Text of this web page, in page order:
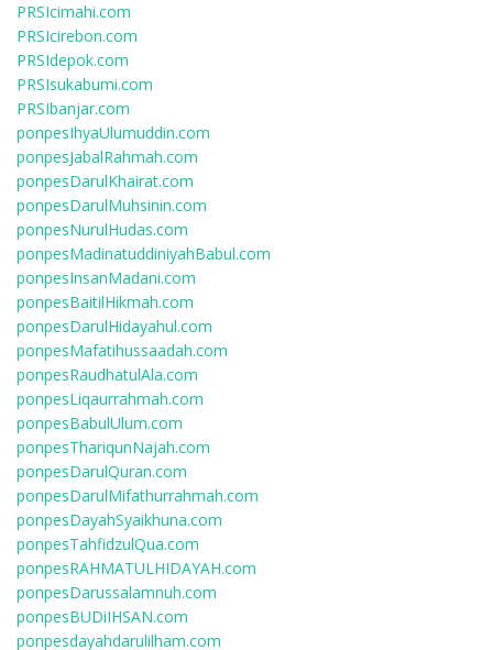
PRSIcimahi.com
PRSIcirebon.com
PRSIdepok.com
PRSIsukabumi.com
PRSIbanjar.com
ponpesIhyaUlumuddin.com
ponpesJabalRahmah.com
ponpesDarulKhairat.com
ponpesDarulMuhsinin.com
ponpesNurulHudas.com
ponpesMadinatuddiniyahBabul.com
ponpesInsanMadani.com
ponpesBaitilHikmah.com
ponpesDarulHidayahul.com
ponpesMafatihussaadah.com
ponpesRaudhatulAla.com
ponpesLiqaurrahmah.com
ponpesBabulUlum.com
ponpesThariqunNajah.com
ponpesDarulQuran.com
ponpesDarulMifathurrahmah.com
ponpesDayahSyaikhuna.com
ponpesTahfidzulQua.com
ponpesRAHMATULHIDAYAH.com
ponpesDarussalamnuh.com
ponpesBUDiIHSAN.com
ponpesdayahdarulilham.com